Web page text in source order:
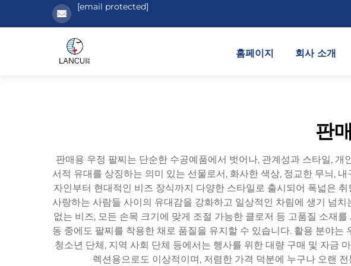
[email protected]
홈페이지 회사 소개
판
판매용 우정 팔찌는 단순한 수공예품에서 벗어나, 관계성과 스타일,
서적 유대를 상징하는 의미 있는 선물로서, 화사한 색상, 정교한 무늬,
자인부터 현대적인 비즈 장식까지 다양한 스타일로 출시되어 폭넓은
사랑하는 사람들 사이의 유대감을 강화하고 일상적인 차림에 생기 넘
없는 비즈, 모든 손목 크기에 맞게 조절 가능한 클로저 등 고품질 소재
동 중에도 팔찌를 착용한 채로 품질을 유지할 수 있습니다. 활용 분야는
청소년 단체, 지역 사회 단체 등에서는 행사를 위한 대량 구매 및 자금
렉션용으로도 이상적이며, 저렴한 가격 덕분에 누구나 오랜